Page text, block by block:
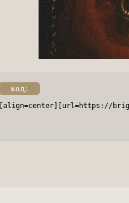
код:
[align=center][url=https://